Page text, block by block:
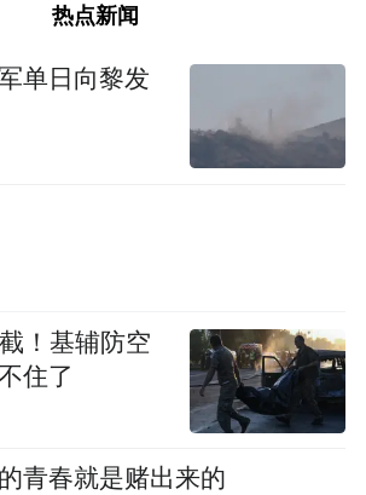
奇与《四十七浪人》的演员柴
维斯、真田广之、浅野忠信、
热点新闻
单日向黎发
！基辅防空
住了
青春就是赌出来的